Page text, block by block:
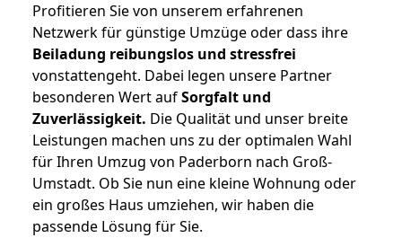
Profitieren Sie von unserem erfahrenen
Netzwerk für günstige Umzüge oder dass ihre
Beiladung reibungslos und stressfrei
vonstattengeht. Dabei legen unsere Partner
besonderen Wert aufSorgfalt und
Zuverlässigkeit. Die Qualität und unser breite
Leistungen machen uns zu der optimalen Wahl
für Ihren Umzug von Paderborn nach Groß-
Umstadt. Ob Sie nun eine kleine Wohnung oder
ein großes Haus umziehen, wir haben die
passende Lösung für Sie.